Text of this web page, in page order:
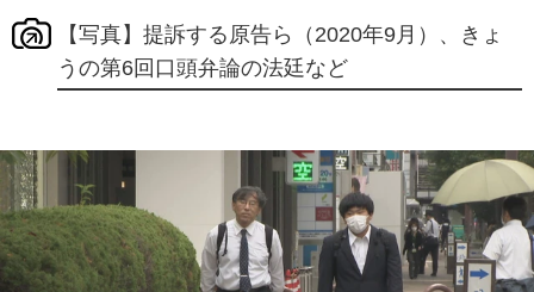
【写真】提訴する原告ら（2020年9月）、きょ
うの第6回口頭弁論の法廷など